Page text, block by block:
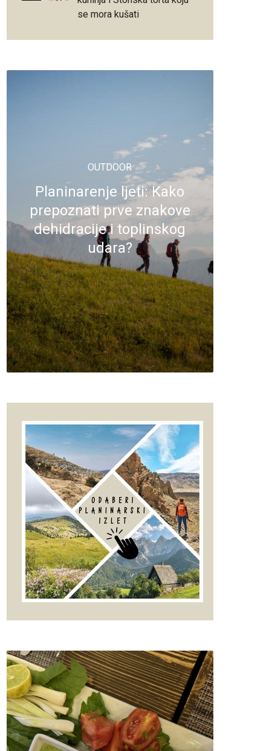
se mora kušati
OUTDOOR
Planinarenje ljeti: Kako
prepoznati prve znakove
dehidracije i toplinskog
udara?